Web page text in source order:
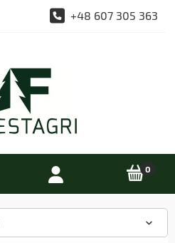
+48 607 305 363